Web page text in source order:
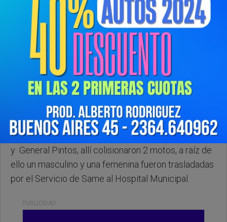
Miercoles, 31 de Diciembre de 2025 . 18:51 Hs.
En la tarde de este 31 de diciembre informamos un
nuevo accidente de tránsito en Chacabuco. El
hecho ocurrió en inmediaciones de calles Sarmiento
y General Pintos, allí colisionaron 2 motos, a raíz de
ello un masculino y una femenina fueron trasladadas
por el Servicio de Same al Hospital Municipal.
PUBLICIDAD